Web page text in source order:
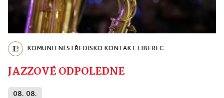
KOMUNITNÍ STŘEDISKO KONTAKT LIBEREC
JAZZOVÉ ODPOLEDNE
08. 08.